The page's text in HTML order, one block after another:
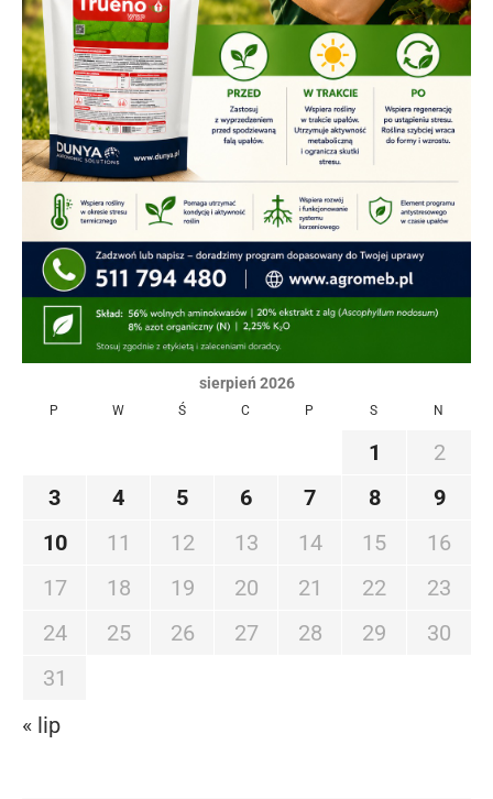
sierpień 2026
P W Ś C P S N
1
2
3
4 5 6 7 8
9
10
11 12 13 14 15
16
17
18 19 20 21 22
23
24
25 26 27 28 29
30
31
« lip